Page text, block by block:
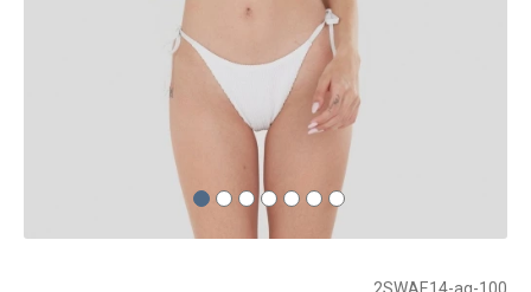
2SWAE14-ag-100